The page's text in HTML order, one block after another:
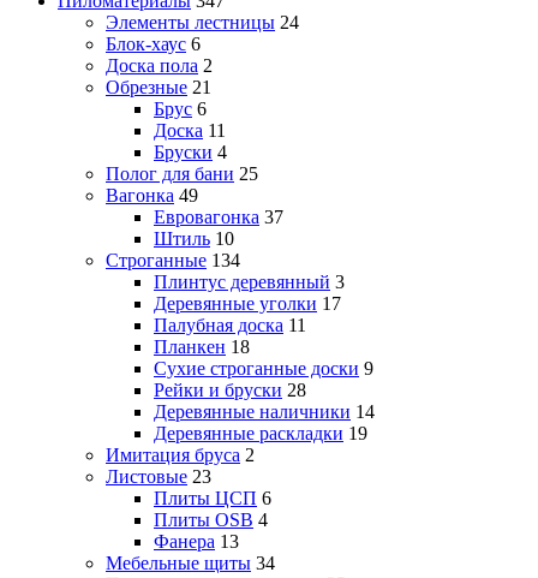
Элементы лестницы 24
Блок-хаус 6
Доска пола 2
Обрезные 21
Брус 6
Доска 11
Бруски 4
Полог для бани 25
Вагонка 49
Евровагонка 37
Штиль 10
Строганные 134
Плинтус деревянный 3
Деревянные уголки 17
Палубная доска 11
Планкен 18
Сухие строганные доски 9
Рейки и бруски 28
Деревянные наличники 14
Деревянные раскладки 19
Имитация бруса 2
Листовые 23
Плиты ЦСП 6
Плиты OSB 4
Фанера 13
Мебельные щиты 34